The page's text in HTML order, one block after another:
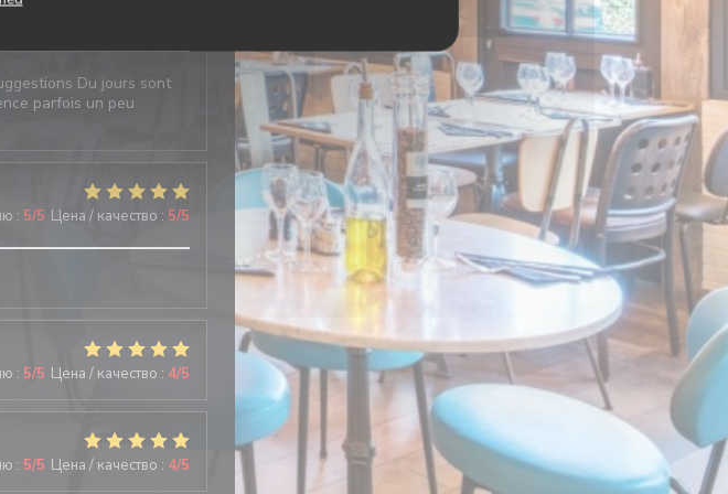
Du jours sont
parfois un peu
: 5/5 Цена / качество : 5/5
: 5/5 Цена / качество : 4/5
: 5/5 Цена / качество : 4/5